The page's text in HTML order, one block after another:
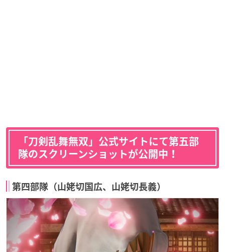
「刀剣乱舞無双」公式サイトにて第五部
隊のスクリーンショットが公開中！
第四部隊（山姥切国広、山姥切長義）